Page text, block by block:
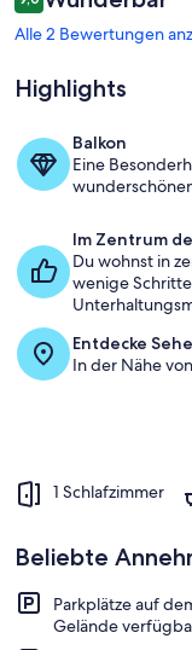
9,0 von 10.
Alle 2 Bewertungen
Highlights
Balkon
Eine
Im Zentrum
Du wohnst in
wenige
Entdecke
In der Nähe
1 Schlafzimmer
Beliebte
Parkplätze auf
Gelände